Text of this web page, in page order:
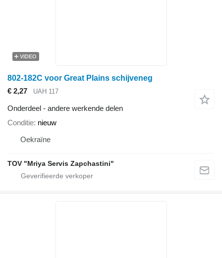
VIDEO
802-182C voor Great Plains schijveneg
€ 2,27
UAH 117
Onderdeel - andere werkende delen
Conditie nieuw
Oekraïne
TOV "Mriya Servis Zapchastini"